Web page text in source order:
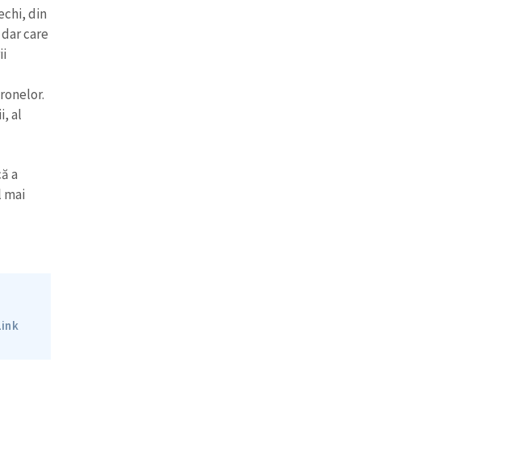
din
care
al
a